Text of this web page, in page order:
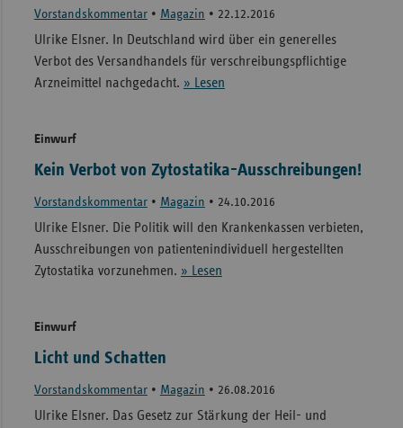
Vorstandskommentar• Magazin • 22.12.2016
Ulrike Elsner. In Deutschland wird über ein generelles
Verbot des Versandhandels für verschreibungspflichtige
Arzneimittel nachgedacht. » Lesen
Einwurf
Kein Verbot von Zytostatika-Ausschreibungen!
Vorstandskommentar• Magazin • 24.10.2016
Ulrike Elsner. Die Politik will den Krankenkassen verbieten,
Ausschreibungen von patientenindividuell hergestellten
Zytostatika vorzunehmen. » Lesen
Einwurf
Licht und Schatten
Vorstandskommentar• Magazin • 26.08.2016
Ulrike Elsner. Das Gesetz zur Stärkung der Heil- und